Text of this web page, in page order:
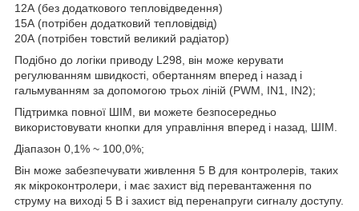
12А (без додаткового тепловідведення)
15А (потрібен додатковий тепловідвід)
20А (потрібен товстий великий радіатор)
Подібно до логіки приводу L298, він може керувати
регулюванням швидкості, обертанням вперед і назад і
гальмуванням за допомогою трьох ліній (PWM, IN1, IN2);
Підтримка повної ШІМ, ви можете безпосередньо
використовувати кнопки для управління вперед і назад, ШІМ.
Діапазон 0,1% ~ 100,0%;
Він може забезпечувати живлення 5 В для контролерів, таких
як мікроконтролери, і має захист від перевантаження по
струму на виході 5 В і захист від перенапруги сигналу доступу.